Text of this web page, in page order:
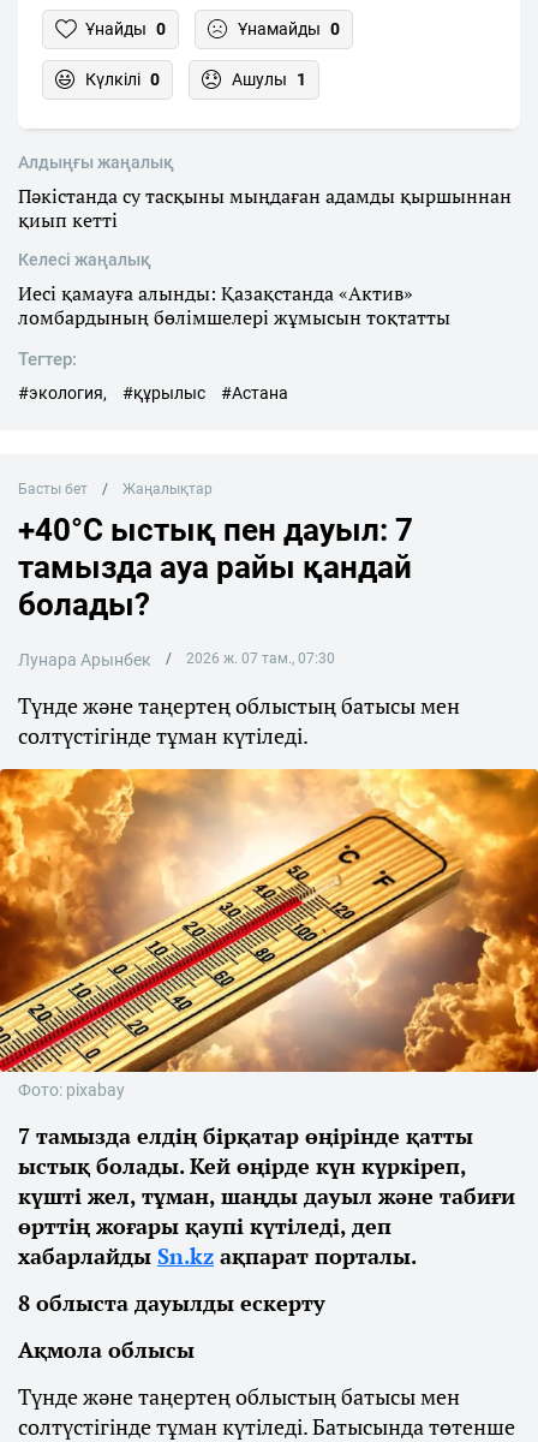
Ұнайды 0 Ұнамайды 0
Күлкілі 0 Ашулы 1
Алдыңғы жаңалық
Пәкістанда су тасқыны мыңдаған адамды қыршыннан
қиып кетті
Келесі жаңалық
Иесі қамауға алынды: Қазақстанда «Актив»
ломбардының бөлімшелері жұмысын тоқтатты
Тегтер:
#экология, #құрылыс #Астана
Басты бет Жаңалықтар
+40°C ыстық пен дауыл: 7
тамызда ауа райы қандай
болады?
Лунара Арынбек 2026 ж. 07 там., 07:30
Түнде және таңертең облыстың батысы мен
солтүстігінде тұман күтіледі.
Фото: pixabay
7 тамызда елдің бірқатар өңірінде қатты
ыстық болады. Кей өңірде күн күркіреп,
күшті жел, тұман, шаңды дауыл және табиғи
өрттің жоғары қаупі күтіледі, деп
хабарлайды Sn.kz ақпарат порталы.
8 облыста дауылды ескерту
Ақмола облысы
Түнде және таңертең облыстың батысы мен
солтүстігінде тұман күтіледі. Батысында төтенше